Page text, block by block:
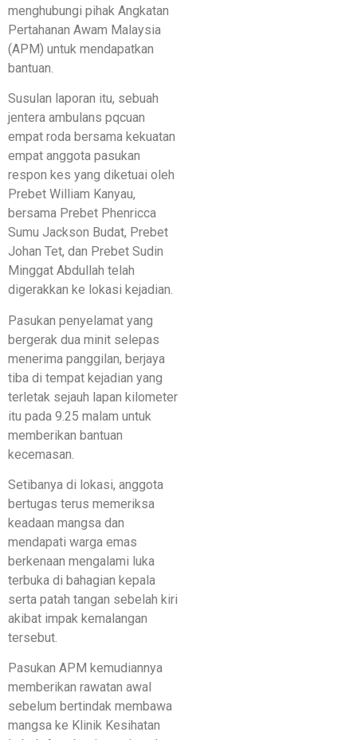
menghubungi pihak Angkatan
Pertahanan Awam Malaysia
(APM) untuk mendapatkan
bantuan.
​Susulan laporan itu, sebuah
jentera ambulans pqcuan
empat roda bersama kekuatan
empat anggota pasukan
respon kes yang diketuai oleh
Prebet William Kanyau,
bersama Prebet Phenricca
Sumu Jackson Budat, Prebet
Johan Tet, dan Prebet Sudin
Minggat Abdullah telah
digerakkan ke lokasi kejadian.
Pasukan penyelamat yang
bergerak dua minit selepas
menerima panggilan, berjaya
tiba di tempat kejadian yang
terletak sejauh lapan kilometer
itu pada 9.25 malam untuk
memberikan bantuan
kecemasan.
​Setibanya di lokasi, anggota
bertugas terus memeriksa
keadaan mangsa dan
mendapati warga emas
berkenaan mengalami luka
terbuka di bahagian kepala
serta patah tangan sebelah kiri
akibat impak kemalangan
tersebut.
Pasukan APM kemudiannya
memberikan rawatan awal
sebelum bertindak membawa
mangsa ke Klinik Kesihatan